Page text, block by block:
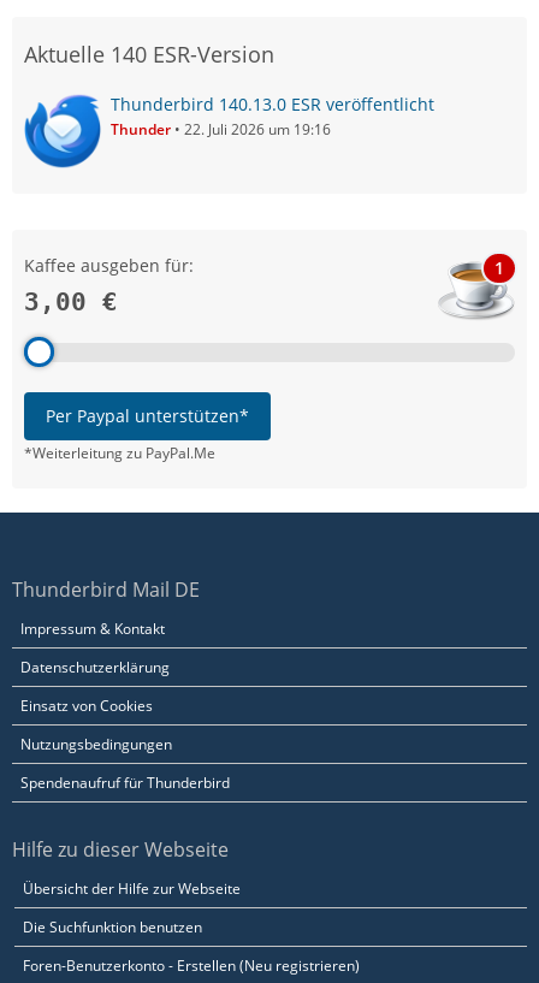
Aktuelle 140 ESR-Version
Thunderbird 140.13.0 ESR veröffentlicht
Thunder 22. Juli 2026 um 19:16
Kaffee ausgeben für:
3,00 €
1
Per Paypal unterstützen*
*Weiterleitung zu PayPal.Me
Thunderbird Mail DE
Impressum & Kontakt
Datenschutzerklärung
Einsatz von Cookies
Nutzungsbedingungen
Spendenaufruf für Thunderbird
Hilfe zu dieser Webseite
Übersicht der Hilfe zur Webseite
Die Suchfunktion benutzen
Foren-Benutzerkonto - Erstellen (Neu registrieren)